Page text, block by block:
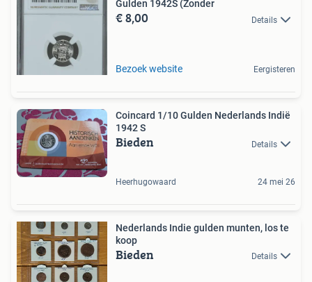
Gulden 1942S (Zonder
€ 8,00 Details
Bezoek website Eergisteren
Coincard 1/10 Gulden Nederlands Indië
1942 S
Bieden Details
Heerhugowaard 24 mei 26
Nederlands Indie gulden munten, los te
koop
Bieden Details